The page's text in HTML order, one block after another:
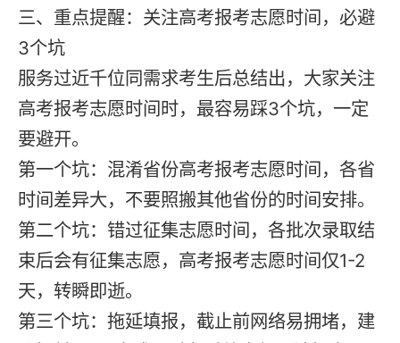
三、重点提醒：关注高考报考志愿时间，必避
3个坑
服务过近千位同需求考生后总结出，大家关注
高考报考志愿时间时，最容易踩3个坑，一定
要避开。
第一个坑：混淆省份高考报考志愿时间，各省
时间差异大，不要照搬其他省份的时间安排。
第二个坑：错过征集志愿时间，各批次录取结
束后会有征集志愿，高考报考志愿时间仅1-2
天，转瞬即逝。
第三个坑：拖延填报，截止前网络易拥堵，建